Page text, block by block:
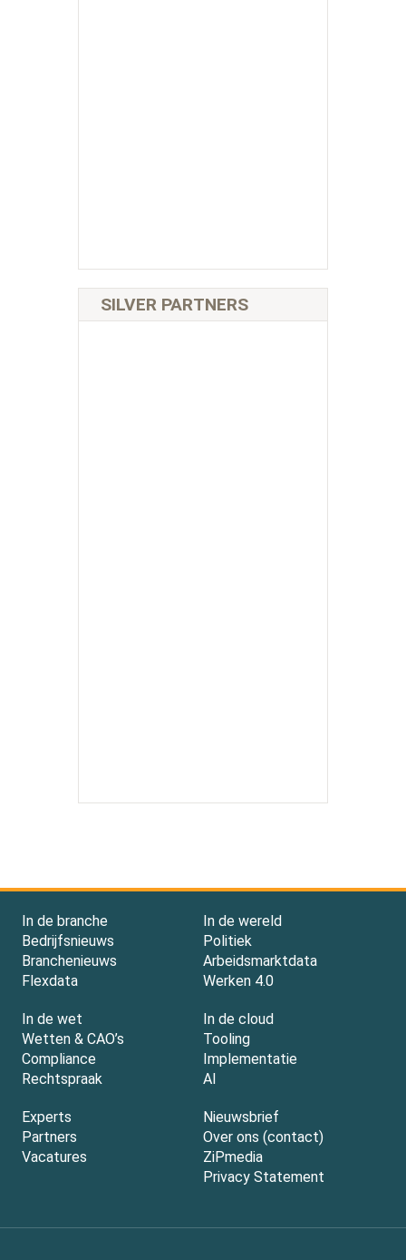
SILVER PARTNERS
In de branche
Bedrijfsnieuws
Branchenieuws
Flexdata
In de wereld
Politiek
Arbeidsmarktdata
Werken 4.0
In de wet
Wetten & CAO’s
Compliance
Rechtspraak
In de cloud
Tooling
Implementatie
AI
Experts
Partners
Vacatures
Nieuwsbrief
Over ons (contact)
ZiPmedia
Privacy Statement